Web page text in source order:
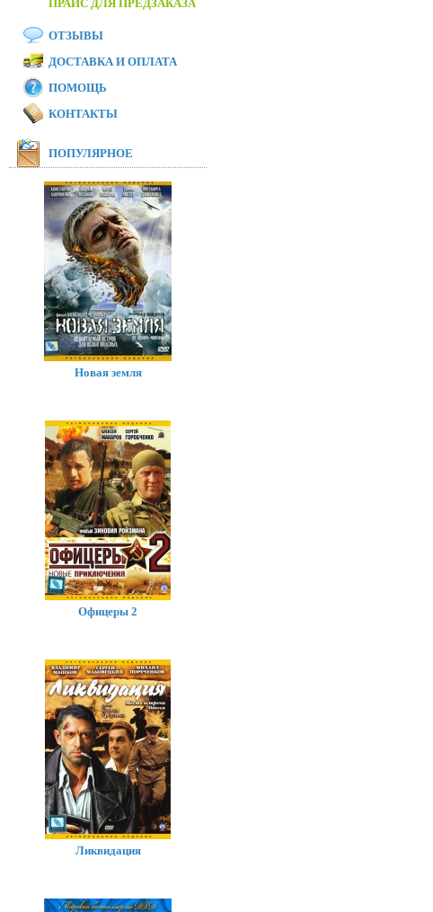
ПРАЙС ДЛЯ ПРЕДЗАКАЗА
ОТЗЫВЫ
ДОСТАВКА И ОПЛАТА
ПОМОЩЬ
КОНТАКТЫ
ПОПУЛЯРНОЕ
Новая земля
Офицеры 2
Ликвидация